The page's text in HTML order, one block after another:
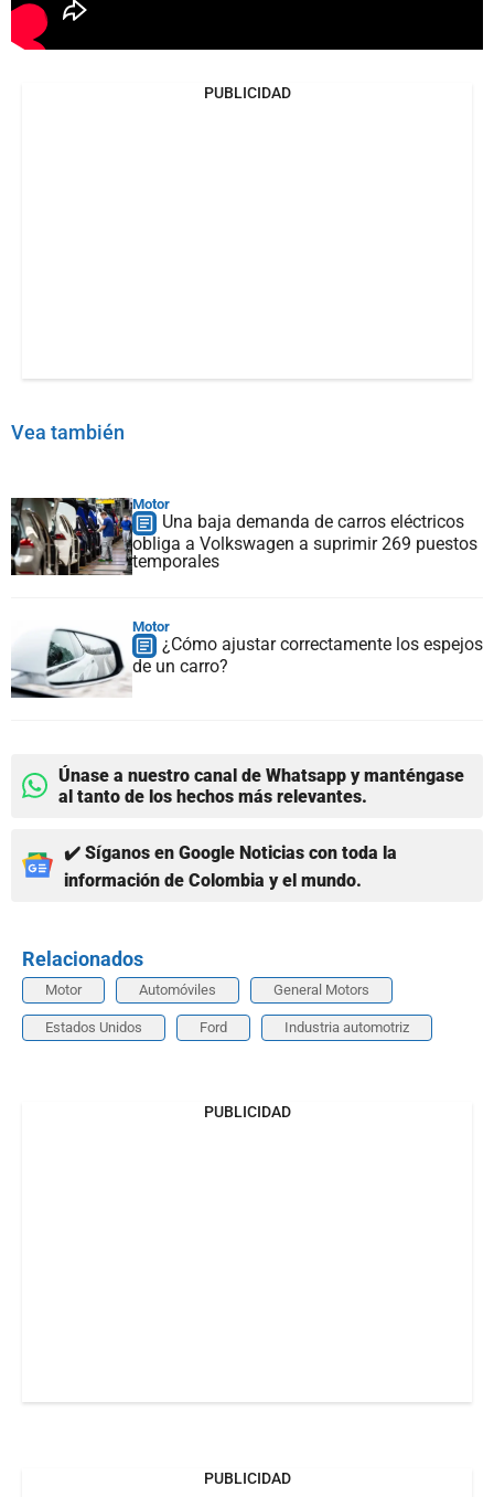
PUBLICIDAD
Vea también
Motor
Una baja demanda de carros eléctricos
obliga a Volkswagen a suprimir 269 puestos
temporales
Motor
¿Cómo ajustar correctamente los espejos
de un carro?
Únase a nuestro canal de Whatsapp y manténgase
al tanto de los hechos más relevantes.
✔️ Síganos en Google Noticias con toda la
información de Colombia y el mundo.
Relacionados
Motor Automóviles General Motors
Estados Unidos Ford Industria automotriz
PUBLICIDAD
PUBLICIDAD